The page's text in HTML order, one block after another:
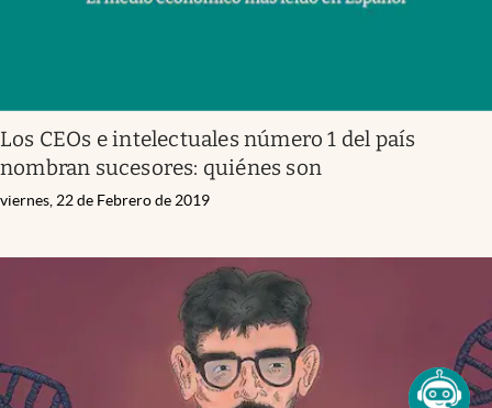
Los CEOs e intelectuales número 1 del país
nombran sucesores: quiénes son
viernes, 22 de Febrero de 2019